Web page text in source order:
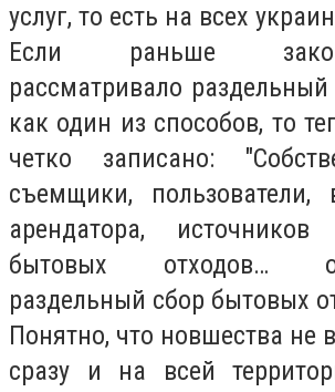
услуг, то есть на всех
Если раньше
рассматривало раздельный
как один из способов, то
четко записано:
съемщики,
арендатора, источников
бытовых отходов…
раздельный сбор бытовых
Понятно, что новшества не
сразу и на всей